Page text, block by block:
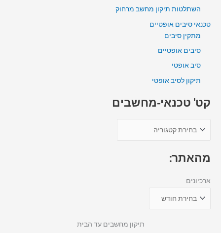
השתלטות תיקון מחשב מרחוק
טכנאי סיבים אופטיים
מתקין סיבים
סיבים אופטיים
סיב אופטי
תיקון לסיב אופטי
קט' טכנאי-מחשבים
מהאתר:
ארכיונים
תיקון מחשבים עד הבית